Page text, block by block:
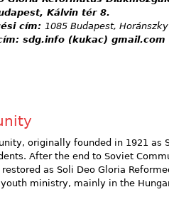
Kálvin tér 8.
cím:1085 Budapest,
sdg.info (kukac) gmail.com
tartalommal kapcsolatosan
originally founded in 1921 as
After the end to Soviet
as Soli Deo Gloria
ministry, mainly in the